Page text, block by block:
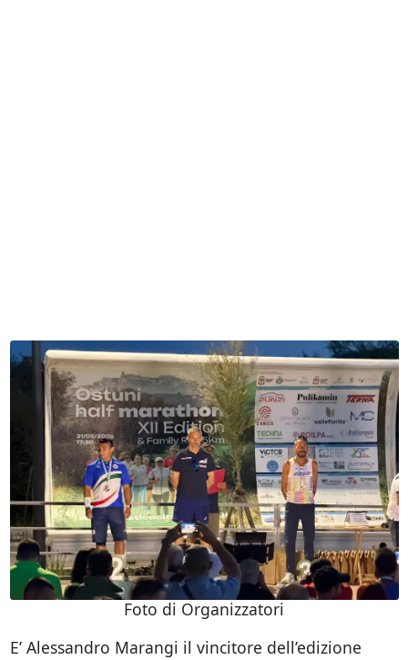
Foto di Organizzatori
E’ Alessandro Marangi il vincitore dell’edizione